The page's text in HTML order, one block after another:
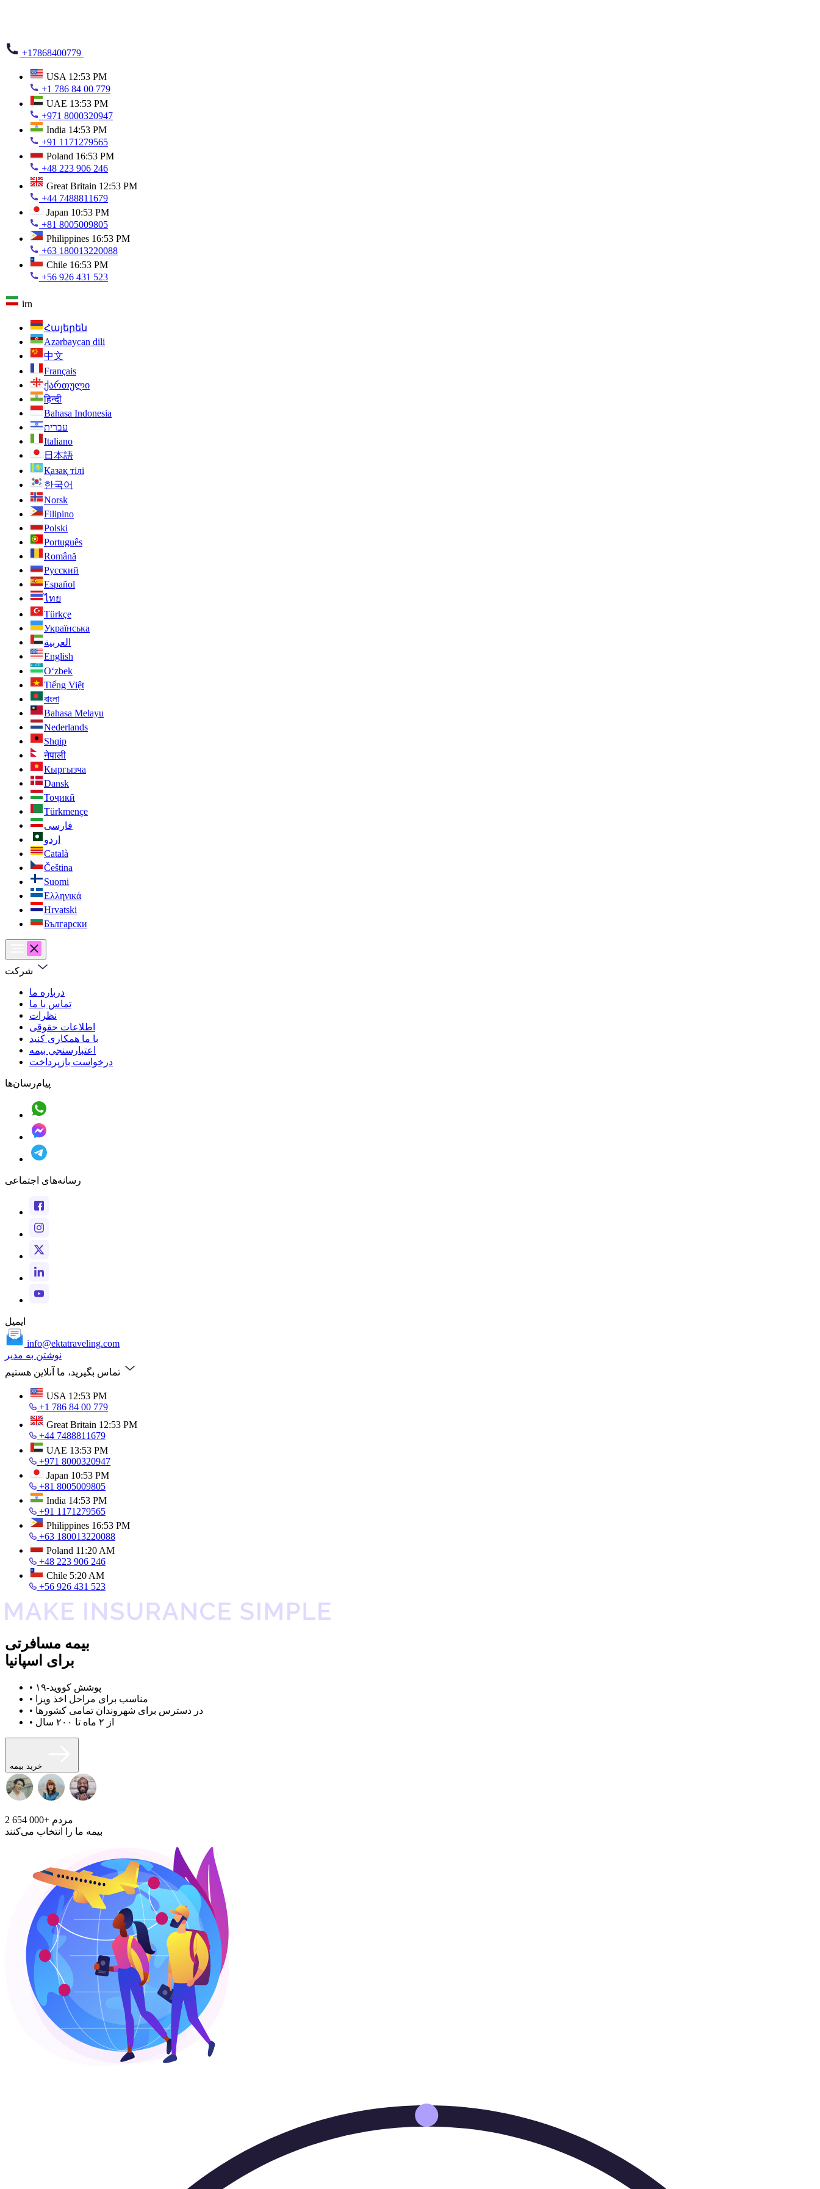
+17868400779
USA 12:53 PM
+1 786 84 00 779
UAE 13:53 PM
+971 8000320947
India 14:53 PM
+91 1171279565
Poland 16:53 PM
+48 223 906 246
Great Britain 12:53 PM
+44 7488811679
Japan 10:53 PM
+81 8005009805
Philippines 16:53 PM
+63 180013220088
Chile 16:53 PM
+56 926 431 523
irn
Հայերեն
Azərbaycan dili
中文
Français
ქართული
हिन्दी
Bahasa Indonesia
עברית
Italiano
日本語
Қазақ тілі
한국어
Norsk
Filipino
Polski
Português
Română
Русский
Español
ไทย
Türkçe
Українська
العربية
English
O‘zbek
Tiếng Việt
বাংলা
Bahasa Melayu
Nederlands
Shqip
नेपाली
Кыргызча
Dansk
Тоҷикӣ
Türkmençe
فارسی
اردو
Català
Čeština
Suomi
Ελληνικά
Hrvatski
Български
شرکت
درباره ما
تماس با ما
نظرات
اطلاعات حقوقی
با ما همکاری کنید
اعتبارسنجی بیمه
درخواست بازپرداخت
پیام‌رسان‌ها
رسانه‌های اجتماعی
ایمیل
info@ektatraveling.com
نوشتن به مدیر
تماس بگیرید، ما آنلاین هستیم
USA 12:53 PM
+1 786 84 00 779
Great Britain 12:53 PM
+44 7488811679
UAE 13:53 PM
+971 8000320947
Japan 10:53 PM
+81 8005009805
India 14:53 PM
+91 1171279565
Philippines 16:53 PM
+63 180013220088
Poland 11:20 AM
+48 223 906 246
Chile 5:20 AM
+56 926 431 523
بیمه مسافرتی
برای اسپانیا
• پوشش کووید-۱۹
• مناسب برای مراحل اخذ ویزا
• در دسترس برای شهروندان تمامی کشورها
• از ۲ ماه تا ۲۰۰ سال
خرید بیمه
2 654 000+ مردم
بیمه ما را انتخاب می‌کنند